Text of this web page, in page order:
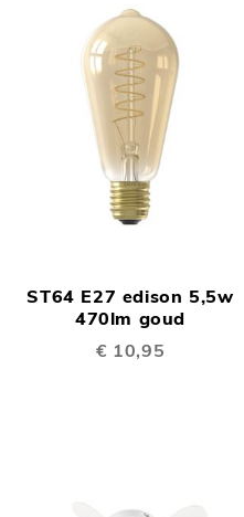
ST64 E27 edison 5,5w
470lm goud
€ 10,95